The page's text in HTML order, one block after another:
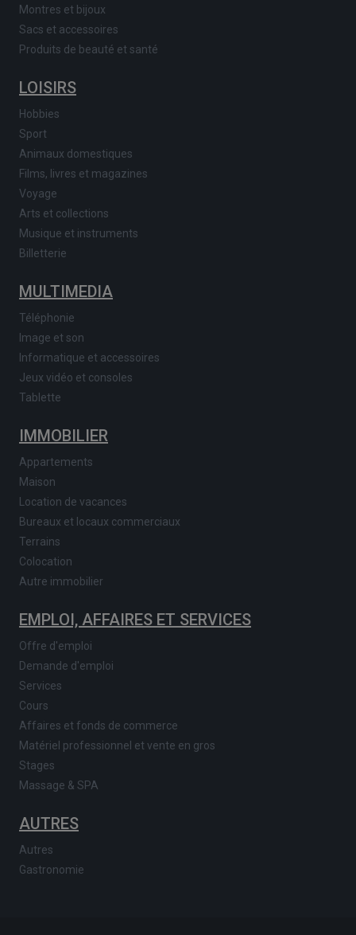
Montres et bijoux
Sacs et accessoires
Produits de beauté et santé
LOISIRS
Hobbies
Sport
Animaux domestiques
Films, livres et magazines
Voyage
Arts et collections
Musique et instruments
Billetterie
MULTIMEDIA
Téléphonie
Image et son
Informatique et accessoires
Jeux vidéo et consoles
Tablette
IMMOBILIER
Appartements
Maison
Location de vacances
Bureaux et locaux commerciaux
Terrains
Colocation
Autre immobilier
EMPLOI, AFFAIRES ET SERVICES
Offre d'emploi
Demande d'emploi
Services
Cours
Affaires et fonds de commerce
Matériel professionnel et vente en gros
Stages
Massage & SPA
AUTRES
Autres
Gastronomie